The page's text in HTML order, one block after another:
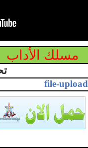
مسلك الأداب
file-upload